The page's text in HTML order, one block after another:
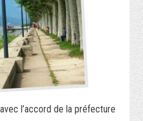
l’accord de la préfecture